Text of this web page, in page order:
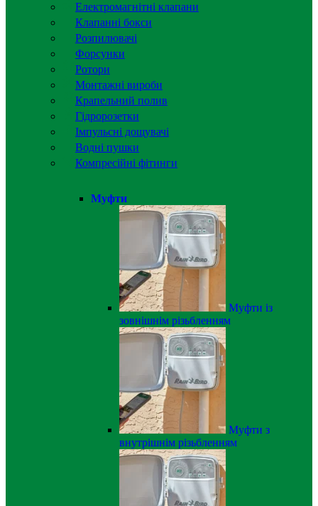
Електромагнітні клапани
Клапанні бокси
Розпилювачі
Форсунки
Ротори
Монтажні вироби
Крапельний полив
Гідророзетки
Імпульсні дощувачі
Водні пушки
Компресійні фітинги
Муфти
Муфти із
зовнішнім різьбленням
Муфти з
внутрішнім різьбленням